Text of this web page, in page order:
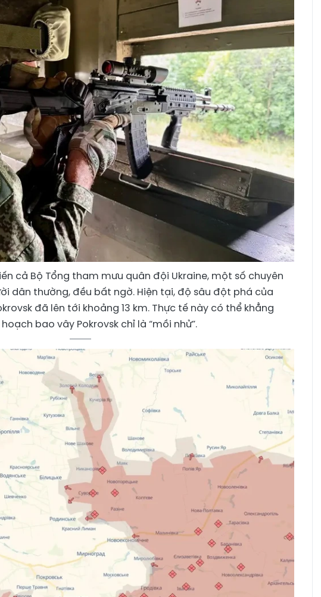
cả Bộ Tổng tham mưu quân đội Ukraine, một số chuyên
dân thường, đều bất ngờ. Hiện tại, độ sâu đột phá của
đã lên tới khoảng 13 km. Thực tế này có thể khẳng
bao vây Pokrovsk chỉ là “mồi nhử”.